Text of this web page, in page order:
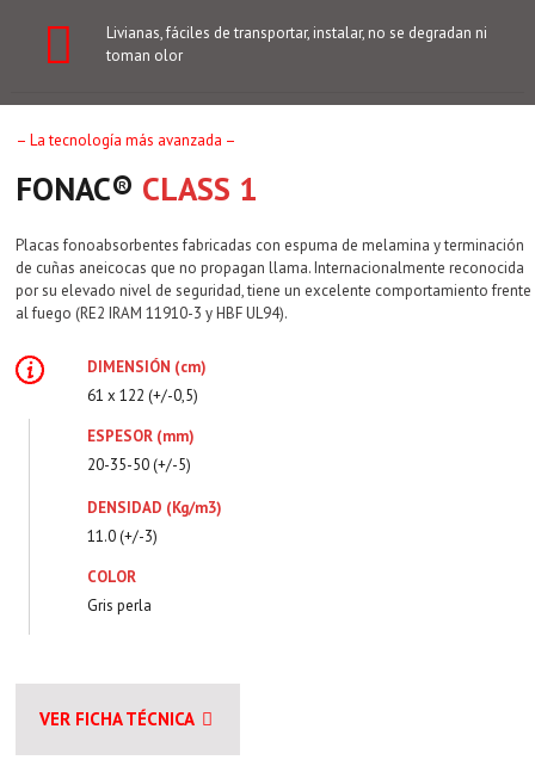
Livianas, fáciles de transportar, instalar, no se degradan ni
toman olor
– La tecnología más avanzada –
FONAC®️ CLASS 1
Placas fonoabsorbentes fabricadas con espuma de melamina y terminación
de cuñas aneicocas que no propagan llama. Internacionalmente reconocida
por su elevado nivel de seguridad, tiene un excelente comportamiento frente
al fuego (RE2 IRAM 11910-3 y HBF UL94).
DIMENSIÓN (cm)
61 x 122 (+/-0,5)
ESPESOR (mm)
20-35-50 (+/-5)
DENSIDAD (Kg/m3)
11.0 (+/-3)
COLOR
Gris perla
VER FICHA TÉCNICA